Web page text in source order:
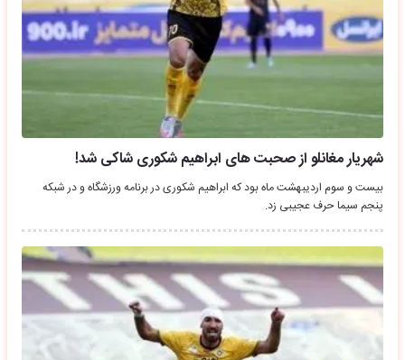
شهریار مغانلو از صحبت های ابراهیم شکوری شاکی شد!
بیست و سوم اردیبهشت ماه بود که ابراهیم شکوری در برنامه ورزشگاه و در شبکه
پنجم سیما حرف عجیبی زد.